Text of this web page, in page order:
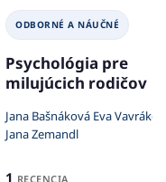
ODBORNÉ A NÁUČNÉ
Psychológia pre
milujúcich rodičov
Jana Bašnáková Eva
Jana Zemandl
1 RECENCIA